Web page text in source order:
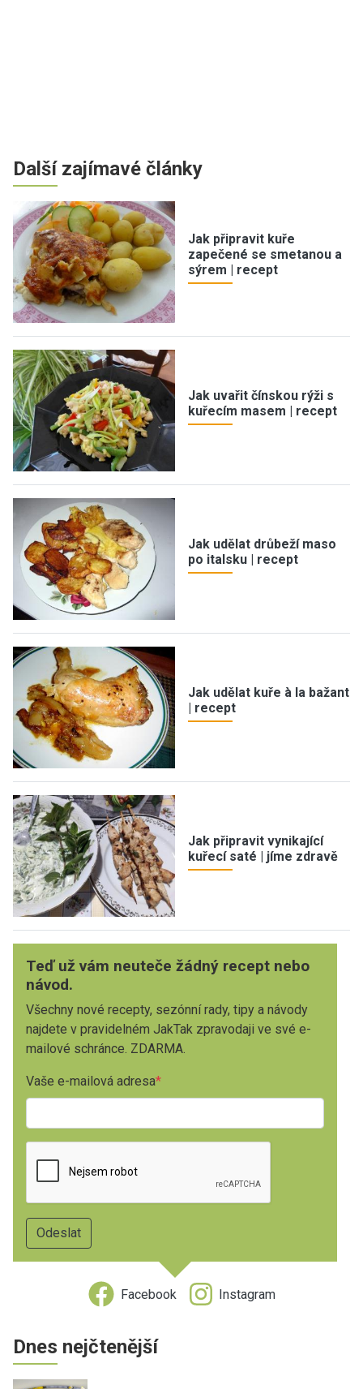
Další zajímavé články
Jak připravit kuře
zapečené se smetanou a
sýrem | recept
Jak uvařit čínskou rýži s
kuřecím masem | recept
Jak udělat drůbeží maso
po italsku | recept
Jak udělat kuře à la bažant
| recept
Jak připravit vynikající
kuřecí saté | jíme zdravě
Teď už vám neuteče žádný recept nebo
návod.
Všechny nové recepty, sezónní rady, tipy a návody
najdete v pravidelném JakTak zpravodaji ve své e-
mailové schránce. ZDARMA.
Vaše e-mailová adresa
Facebook Instagram
Dnes nejčtenější